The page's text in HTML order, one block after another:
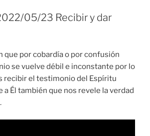
05/23 Recibir y dar
que por cobardía o por confusión
se vuelve débil e inconstante por lo
recibir el testimonio del Espíritu
a Él también que nos revele la verdad